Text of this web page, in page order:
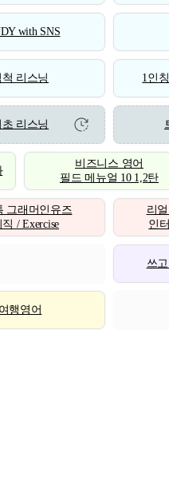
with SNS
척 리스닝 1인
초 리스닝
비즈니스 영어
필드 메뉴얼 10 1,2탄
그래머인유즈
/ Exercise
리
인
쓰
여행영어